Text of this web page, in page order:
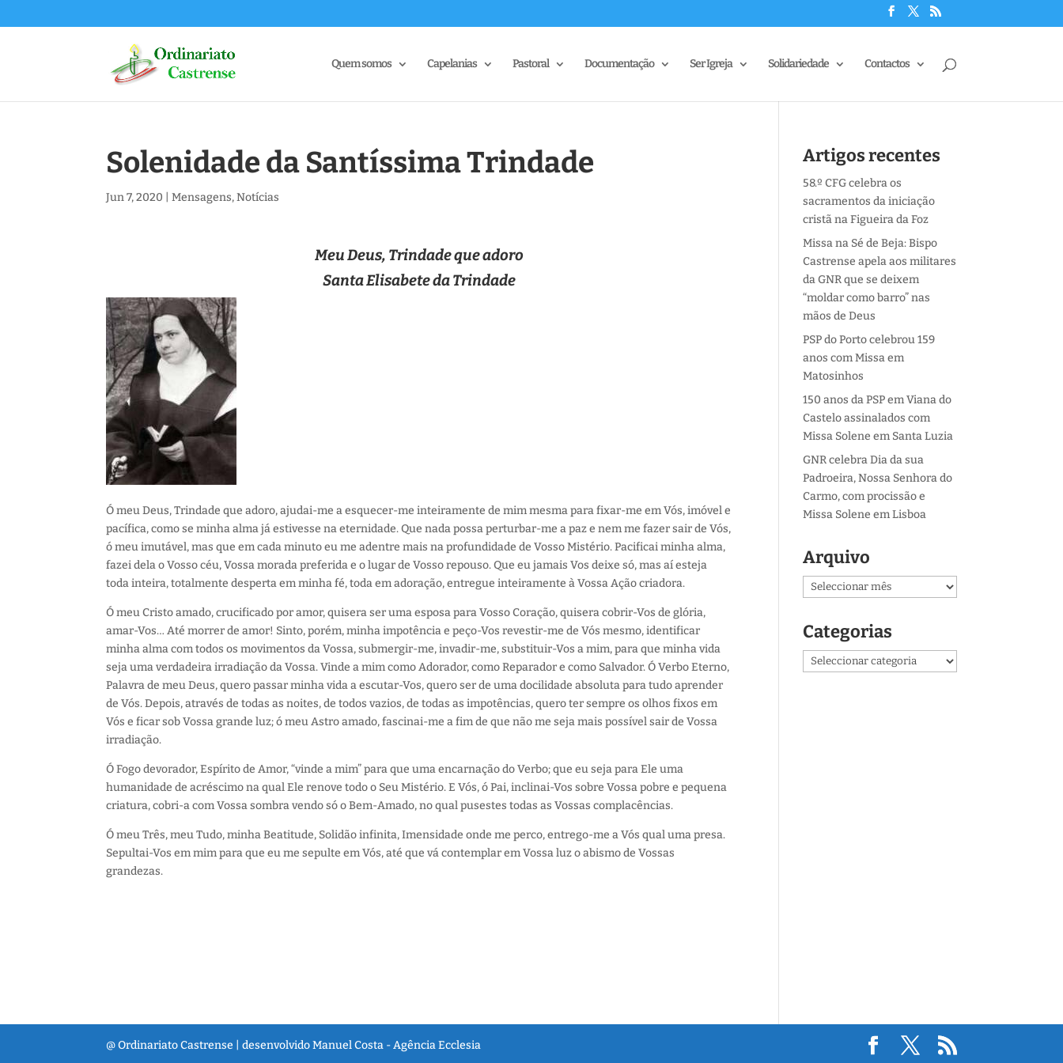
Quem somos Capelanias Pastoral Documentação Ser Igreja Solidariedade Contactos
Solenidade da Santíssima Trindade
Jun 7, 2020 |Mensagens,Notícias
Meu Deus, Trindade que adoro
Santa Elisabete da Trindade
Ó meu Deus, Trindade que adoro, ajudai-me a esquecer-me inteiramente de mim mesma para fixar-me em Vós, imóvel e
pacífica, como se minha alma já estivesse na eternidade.Que nada possa perturbar-me a paz e nem me fazer sair de Vós,
ó meu imutável, mas que em cada minuto eu me adentre mais na profundidade de Vosso Mistério. Pacificai minha alma,
fazei dela o Vosso céu, Vossa morada preferida e o lugar de Vosso repouso. Que eu jamais Vos deixe só, mas aí esteja
toda inteira, totalmente desperta em minha fé, toda em adoração, entregue inteiramente à Vossa Ação criadora.
Ó meu Cristo amado, crucificado por amor, quisera ser uma esposa para Vosso Coração, quisera cobrir-Vos de glória,
amar-Vos… Até morrer de amor! Sinto, porém, minha impotência e peço-Vos revestir-me de Vós mesmo, identificar
minha alma com todos os movimentos da Vossa, submergir-me, invadir-me, substituir-Vos a mim, para que minha vida
seja uma verdadeira irradiação da Vossa. Vinde a mim como Adorador, como Reparador e como Salvador. Ó Verbo Eterno,
Palavra de meu Deus, quero passar minha vida a escutar-Vos, quero ser de uma docilidade absoluta para tudo aprender
de Vós. Depois, através de todas as noites, de todos vazios, de todas as impotências, quero ter sempre os olhos fixos em
Vós e ficar sob Vossa grande luz; ó meu Astro amado, fascinai-me a fim de que não me seja mais possível sair de Vossa
irradiação.
Ó Fogo devorador, Espírito de Amor, “vinde a mim” para que uma encarnação do Verbo; que eu seja para Ele uma
humanidade de acréscimo na qual Ele renove todo o Seu Mistério. E Vós, ó Pai, inclinai-Vos sobre Vossa pobre e pequena
criatura, cobri-a com Vossa sombra vendo só o Bem-Amado, no qual pusestes todas as Vossas complacências.
Ó meu Três, meu Tudo, minha Beatitude, Solidão infinita, Imensidade onde me perco, entrego-me a Vós qual uma presa.
Sepultai-Vos em mim para que eu me sepulte em Vós, até que vá contemplar em Vossa luz o abismo de Vossas
grandezas.
Artigos recentes
58.º CFG celebra os
sacramentos da iniciação
cristã na Figueira da Foz
Missa na Sé de Beja: Bispo
Castrense apela aos militares
da GNR que se deixem
“moldar como barro” nas
mãos de Deus
PSP do Porto celebrou 159
anos com Missa em
Matosinhos
150 anos da PSP em Viana do
Castelo assinalados com
Missa Solene em Santa Luzia
GNR celebra Dia da sua
Padroeira, Nossa Senhora do
Carmo, com procissão e
Missa Solene em Lisboa
Arquivo
Arquivo
Categorias
Categorias
@ Ordinariato Castrense | desenvolvido Manuel Costa - Agência Ecclesia